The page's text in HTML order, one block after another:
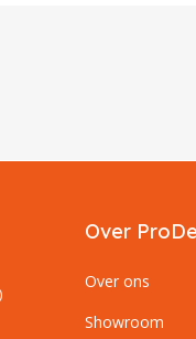
Over
Over ons
Showroom